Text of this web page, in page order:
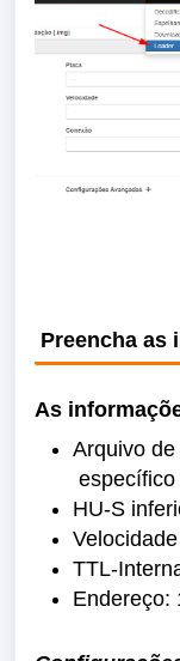
Preencha as
As
Arquivo
HU-S
TTL-
Endereço: